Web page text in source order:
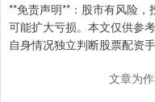
**免责声明**：股市有风险
可能扩大亏损。本文仅供参
自身情况独立判断股票配资
文章为